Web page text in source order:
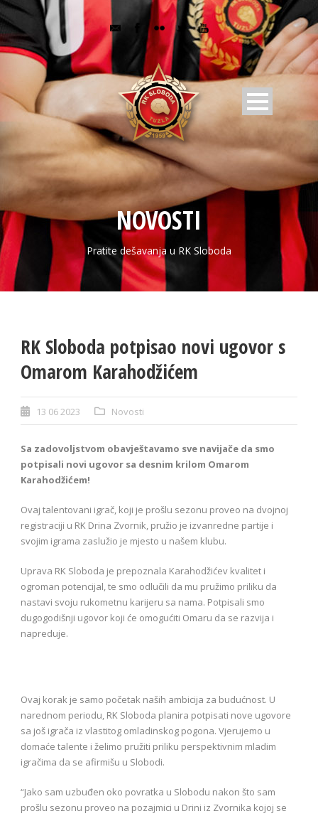
NOVOSTI
Pratite dešavanja u RK Sloboda
RK Sloboda potpisao novi ugovor s
Omarom Karahodžićem
13 06 2023 Novosti
Sa zadovoljstvom obavještavamo sve navijače da smo
potpisali novi ugovor sa desnim krilom Omarom
Karahodžićem!
Ovaj talentovani igrač, koji je prošlu sezonu proveo na dvojnoj
registraciji u RK Drina Zvornik, pružio je izvanredne partije i
svojim igrama zaslužio je mjesto u našem klubu.
Uprava RK Sloboda je prepoznala Karahodžićev kvalitet i
ogroman potencijal, te smo odlučili da mu pružimo priliku da
nastavi svoju rukometnu karijeru sa nama. Potpisali smo
dugogodišnji ugovor koji će omogućiti Omaru da se razvija i
napreduje.
Ovaj korak je samo početak naših ambicija za budućnost. U
narednom periodu, RK Sloboda planira potpisati nove ugovore
sa još igrača iz vlastitog omladinskog pogona. Vjerujemo u
domaće talente i želimo pružiti priliku perspektivnim mladim
igračima da se afirmišu u Slobodi.
“Jako sam uzbuđen oko povratka u Slobodu nakon što sam
prošlu sezonu proveo na pozajmici u Drini iz Zvornika kojoj se